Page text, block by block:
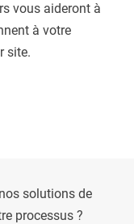
vous aideront à
à votre
site.
solutions de
processus ?